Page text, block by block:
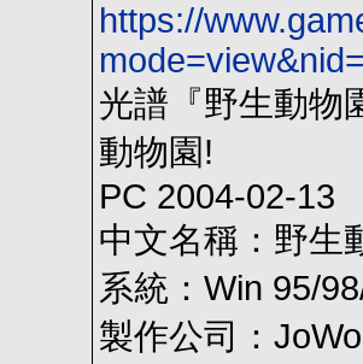
https://
光譜『野生動物
動物園!
PC 2004-02-13
中文名稱：野生
系統：Win 95/
製作公司：